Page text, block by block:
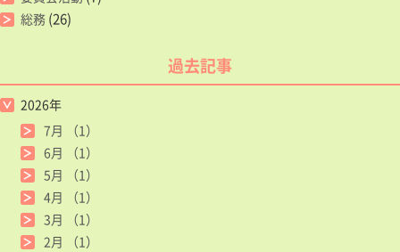
総務 (26)
過去記事
2026年
7月
（1）
6月
（1）
5月
（1）
4月
（1）
3月
（1）
2月
（1）